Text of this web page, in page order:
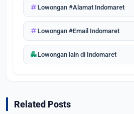
tagLowongan #Alamat Indomaret
tagLowongan #Email Indomaret
apartmentLowongan lain di Indomaret
Related Posts